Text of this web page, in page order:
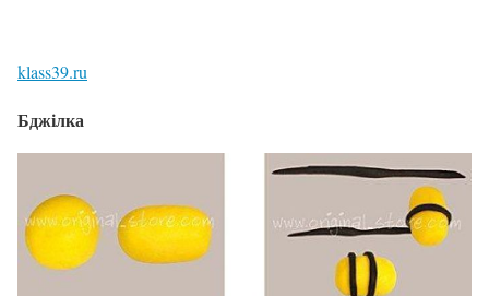
klass39.ru
Бджілка